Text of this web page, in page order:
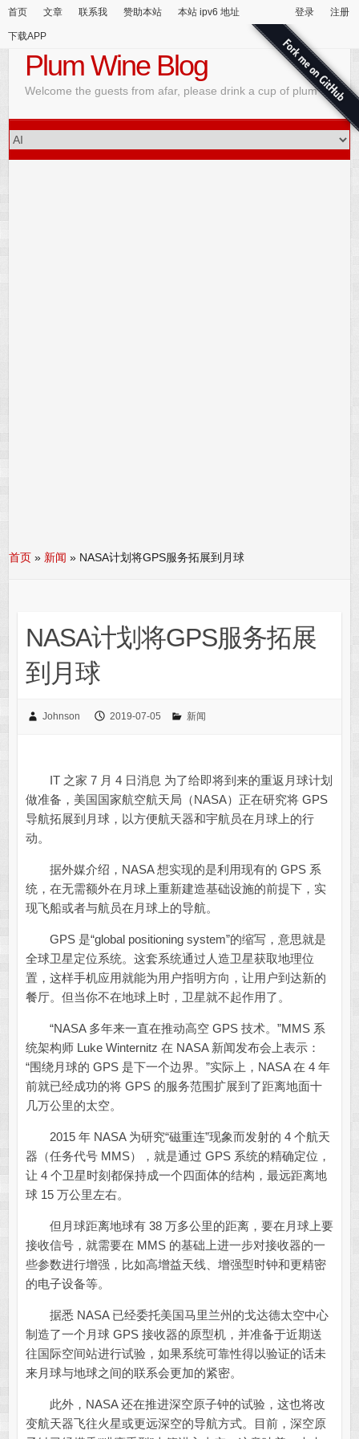
首页 文章 联系我 赞助本站 本站 ipv6 地址
下载APP
登录 注册
Plum Wine Blog
Welcome the guests from afar, please drink a cup of plum wine
首页 » 新闻 » NASA计划将GPS服务拓展到月球
NASA计划将GPS服务拓展
到月球
Johnson 2019-07-05 新闻
IT 之家 7 月 4 日消息 为了给即将到来的重返月球计划
做准备，美国国家航空航天局（NASA）正在研究将 GPS
导航拓展到月球，以方便航天器和宇航员在月球上的行
动。
据外媒介绍，NASA 想实现的是利用现有的 GPS 系
统，在无需额外在月球上重新建造基础设施的前提下，实
现飞船或者与航员在月球上的导航。
GPS 是“global positioning system”的缩写，意思就是
全球卫星定位系统。这套系统通过人造卫星获取地理位
置，这样手机应用就能为用户指明方向，让用户到达新的
餐厅。但当你不在地球上时，卫星就不起作用了。
“NASA 多年来一直在推动高空 GPS 技术。”MMS 系
统架构师 Luke Winternitz 在 NASA 新闻发布会上表示：
“围绕月球的 GPS 是下一个边界。”实际上，NASA 在 4 年
前就已经成功的将 GPS 的服务范围扩展到了距离地面十
几万公里的太空。
2015 年 NASA 为研究“磁重连”现象而发射的 4 个航天
器（任务代号 MMS），就是通过 GPS 系统的精确定位，
让 4 个卫星时刻都保持成一个四面体的结构，最远距离地
球 15 万公里左右。
但月球距离地球有 38 万多公里的距离，要在月球上要
接收信号，就需要在 MMS 的基础上进一步对接收器的一
些参数进行增强，比如高增益天线、增强型时钟和更精密
的电子设备等。
据悉 NASA 已经委托美国马里兰州的戈达德太空中心
制造了一个月球 GPS 接收器的原型机，并准备于近期送
往国际空间站进行试验，如果系统可靠性得以验证的话未
来月球与地球之间的联系会更加的紧密。
此外，NASA 还在推进深空原子钟的试验，这也将改
变航天器飞往火星或更远深空的导航方式。目前，深空原